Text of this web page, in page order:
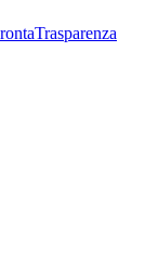
Trasparenza